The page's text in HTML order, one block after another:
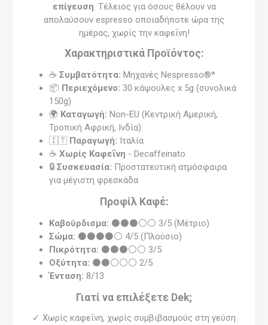
επίγευση. Τέλειος για όσους θέλουν να
απολαύσουν espresso οποιαδήποτε ώρα της
ημέρας, χωρίς την καφεΐνη!
Χαρακτηριστικά Προϊόντος:
☕ Συμβατότητα: Μηχανές Nespresso®*
📦 Περιεχόμενο: 30 κάψουλες x 5g (συνολικά
150g)
🌍 Καταγωγή: Non-EU (Κεντρική Αμερική,
Τροπική Αφρική, Ινδία)
🇮🇹 Παραγωγή: Ιταλία
☕ Χωρίς Καφεΐνη - Decaffeinato
🔒 Συσκευασία: Προστατευτική ατμόσφαιρα
για μέγιστη φρεσκάδα
Προφίλ Καφέ:
Καβούρδισμα: ⚫⚫⚫⚪⚪ 3/5 (Μέτριο)
Σώμα: ⚫⚫⚫⚫⚪ 4/5 (Πλούσιο)
Πικρότητα: ⚫⚫⚫⚪⚪ 3/5
Οξύτητα: ⚫⚫⚪⚪⚪ 2/5
Ένταση: 8/13
Γιατί να επιλέξετε Dek;
✓ Χωρίς καφεΐνη, χωρίς συμβιβασμούς στη γεύση